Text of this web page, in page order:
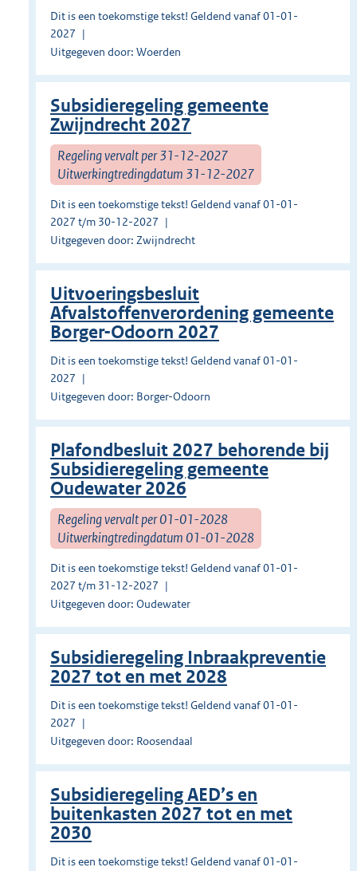
Dit is een toekomstige tekst! Geldend vanaf 01-01-
2027
Uitgegeven door: Woerden
Subsidieregeling gemeente
Zwijndrecht 2027
Regeling vervalt per 31-12-2027
Uitwerkingtredingdatum 31-12-2027
Dit is een toekomstige tekst! Geldend vanaf 01-01-
2027 t/m 30-12-2027
Uitgegeven door: Zwijndrecht
Uitvoeringsbesluit
Afvalstoffenverordening gemeente
Borger-Odoorn 2027
Dit is een toekomstige tekst! Geldend vanaf 01-01-
2027
Uitgegeven door: Borger-Odoorn
Plafondbesluit 2027 behorende bij
Subsidieregeling gemeente
Oudewater 2026
Regeling vervalt per 01-01-2028
Uitwerkingtredingdatum 01-01-2028
Dit is een toekomstige tekst! Geldend vanaf 01-01-
2027 t/m 31-12-2027
Uitgegeven door: Oudewater
Subsidieregeling Inbraakpreventie
2027 tot en met 2028
Dit is een toekomstige tekst! Geldend vanaf 01-01-
2027
Uitgegeven door: Roosendaal
Subsidieregeling AED’s en
buitenkasten 2027 tot en met
2030
Dit is een toekomstige tekst! Geldend vanaf 01-01-